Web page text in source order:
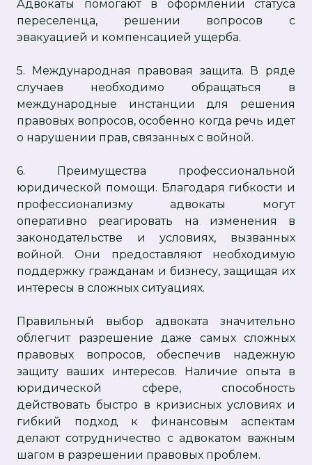
Адвокаты помогают в оформлении статуса
переселенца, решении вопросов с
эвакуацией и компенсацией ущерба.
5. Международная правовая защита. В ряде
случаев необходимо обращаться в
международные инстанции для решения
правовых вопросов, особенно когда речь идет
о нарушении прав, связанных с войной.
6. Преимущества профессиональной
юридической помощи. Благодаря гибкости и
профессионализму адвокаты могут
оперативно реагировать на изменения в
законодательстве и условиях, вызванных
войной. Они предоставляют необходимую
поддержку гражданам и бизнесу, защищая их
интересы в сложных ситуациях.
Правильный выбор адвоката значительно
облегчит разрешение даже самых сложных
правовых вопросов, обеспечив надежную
защиту ваших интересов. Наличие опыта в
юридической сфере, способность
действовать быстро в кризисных условиях и
гибкий подход к финансовым аспектам
делают сотрудничество с адвокатом важным
шагом в разрешении правовых проблем.